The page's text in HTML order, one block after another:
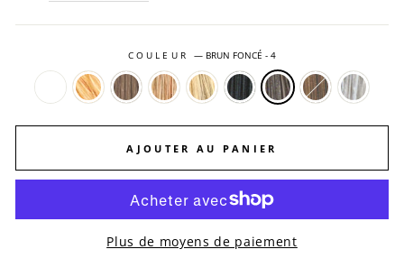
COULEUR — BRUN FONCÉ - 4
AJOUTER AU PANIER
Plus de moyens de paiement